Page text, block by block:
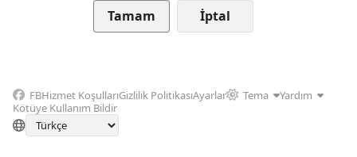
İptal
FBHizmet KoşullarıGizlilik PolitikasıAyarlar Tema
Yardım
Kötüye Kullanım Bildir